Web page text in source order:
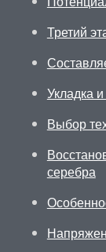
Третий
Укладка
Выбор
серебра